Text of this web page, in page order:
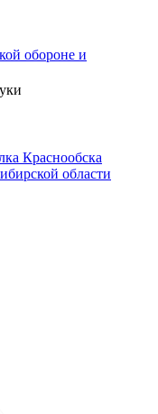
обороне и
Краснообска
области